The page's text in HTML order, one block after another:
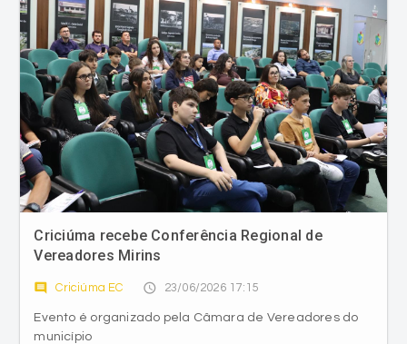
Criciúma recebe Conferência Regional de
Vereadores Mirins
comment Criciúma EC access_time 23/06/2026 17:15
Evento é organizado pela Câmara de Vereadores do
município